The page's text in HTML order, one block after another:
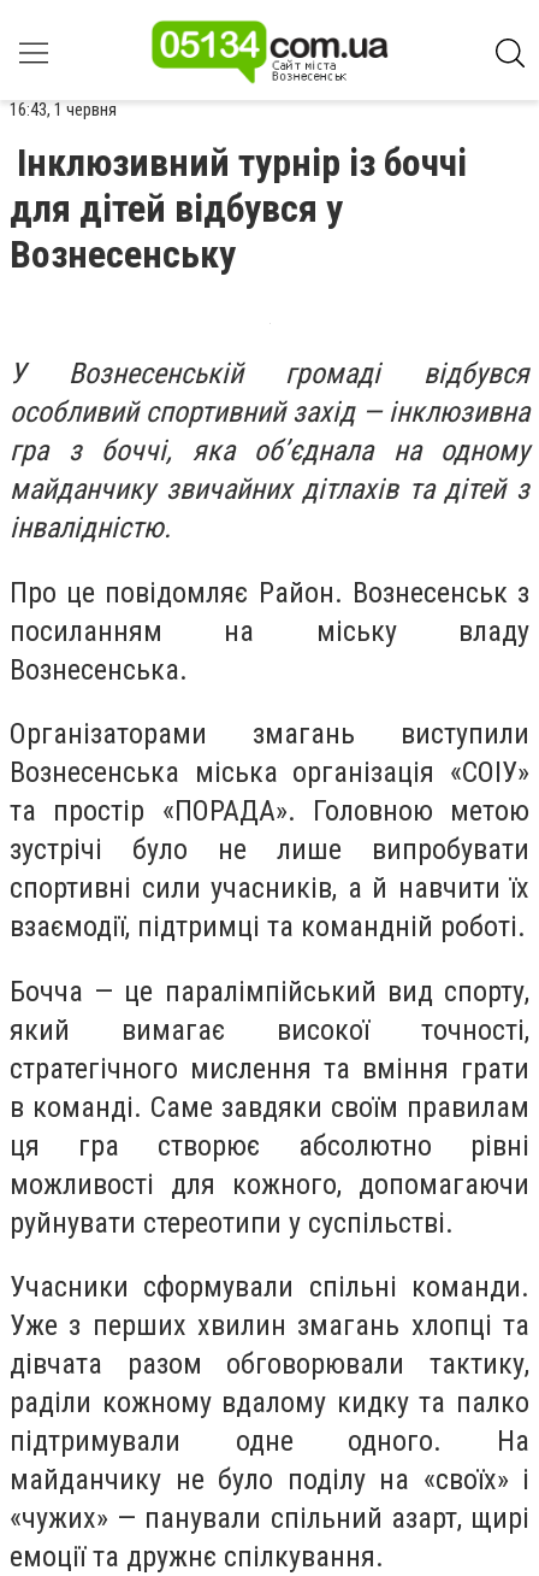
16:43, 1 червня
Інклюзивний турнір із боччі
для дітей відбувся у
Вознесенську
У Вознесенській громаді відбувся
особливий спортивний захід — інклюзивна
гра з боччі, яка об’єднала на одному
майданчику звичайних дітлахів та дітей з
інвалідністю.
Про це повідомляє Район. Вознесенськ з
посиланням на міську владу
Вознесенська.
Організаторами змагань виступили
Вознесенська міська організація «СОІУ»
та простір «ПОРАДА». Головною метою
зустрічі було не лише випробувати
спортивні сили учасників, а й навчити їх
взаємодії, підтримці та командній роботі.
Бочча — це паралімпійський вид спорту,
який вимагає високої точності,
стратегічного мислення та вміння грати
в команді. Саме завдяки своїм правилам
ця гра створює абсолютно рівні
можливості для кожного, допомагаючи
руйнувати стереотипи у суспільстві.
Учасники сформували спільні команди.
Уже з перших хвилин змагань хлопці та
дівчата разом обговорювали тактику,
раділи кожному вдалому кидку та палко
підтримували одне одного. На
майданчику не було поділу на «своїх» і
«чужих» — панували спільний азарт, щирі
емоції та дружнє спілкування.